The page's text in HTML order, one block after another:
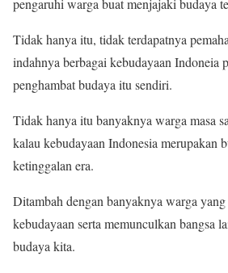
pengaruhi warga buat menjajaki budaya
Tidak hanya itu, tidak terdapatnya
indahnya berbagai kebudayaan Indoneia
penghambat budaya itu sendiri.
Tidak hanya itu banyaknya warga masa
kalau kebudayaan Indonesia merupakan
ketinggalan era.
Ditambah dengan banyaknya warga
kebudayaan serta memunculkan bangsa
budaya kita.